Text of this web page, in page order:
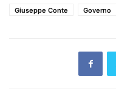
Giuseppe Conte
Governo